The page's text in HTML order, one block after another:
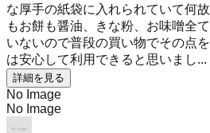
な厚手の紙袋に入れられていて何
もお餅も醤油、きな粉、お味噌全
いないので普段の買い物でその点
は安心して利用できると思いまし...
詳細を見る
No Image
No Image